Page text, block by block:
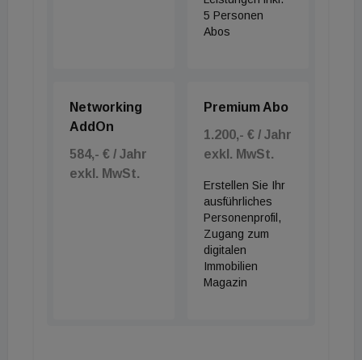
5 Personen
Abos
Networking
AddOn
584,- € / Jahr
exkl. MwSt.
Premium Abo
1.200,- € / Jahr
exkl. MwSt.
Erstellen Sie Ihr
ausführliches
Personenprofil,
Zugang zum
digitalen
Immobilien
Magazin